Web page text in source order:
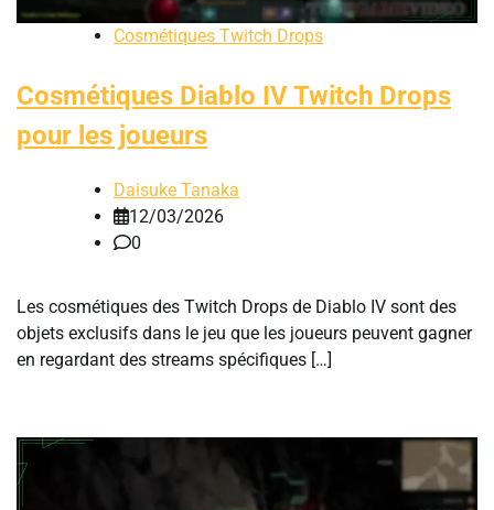
Cosmétiques Twitch Drops
Cosmétiques Diablo IV Twitch Drops
pour les joueurs
Daisuke Tanaka
12/03/2026
0
Les cosmétiques des Twitch Drops de Diablo IV sont des
objets exclusifs dans le jeu que les joueurs peuvent gagner
en regardant des streams spécifiques […]